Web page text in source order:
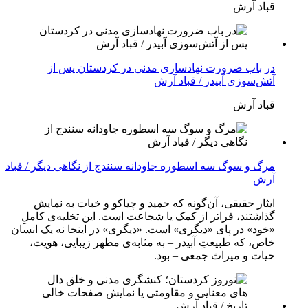
قباد آرش
در باب ضرورت نهادسازی مدنی در کردستان پس از
آتش‌سوزی آبیدر / قباد آرش
قباد آرش
مرگ و سوگ سه اسطوره جاودانه سنندج از نگاهی دیگر / قباد
آرش
ایثار حقیقی، آن‌گونه که حمید و چیاکو و خبات به نمایش
گذاشتند، فراتر از کمک یا شجاعت است. این تخلیه‌ی کاملِ
«خود» در پای «دیگری» است. «دیگری» در اینجا نه یک انسان
خاص، که طبیعتِ آبیدر – به مثابه‌ی مظهر زیبایی، هویت،
حیات و میراث جمعی – بود.